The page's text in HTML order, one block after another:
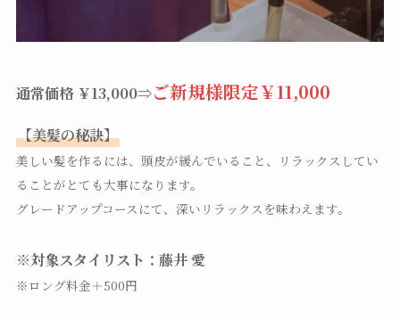
通常価格 ￥13,000⇒ご新規様限定￥11,000
【美髪の秘訣】
美しい髪を作るには、頭皮が緩んでいること、リラックスしてい
ることがとても大事になります。
グレードアップコースにて、深いリラックスを味わえます。
※対象スタイリスト：藤井 愛
※ロング料金＋500円